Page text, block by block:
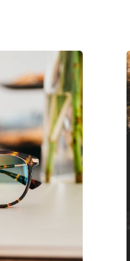
16 mm
100 g
No
Sì
Sì
Occhiali da vista